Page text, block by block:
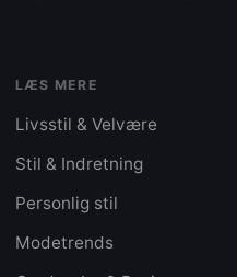
LÆS MERE
Livsstil & Velvære
Stil & Indretning
Personlig stil
Modetrends